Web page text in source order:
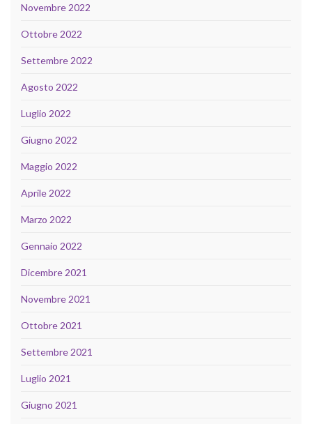
Novembre 2022
Ottobre 2022
Settembre 2022
Agosto 2022
Luglio 2022
Giugno 2022
Maggio 2022
Aprile 2022
Marzo 2022
Gennaio 2022
Dicembre 2021
Novembre 2021
Ottobre 2021
Settembre 2021
Luglio 2021
Giugno 2021